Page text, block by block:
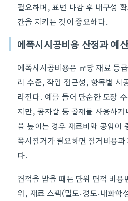
필요하며, 표면 마감 후 내구성
간을 지키는 것이 중요하다.
에폭시시공비용 산정과 예
에폭시시공비용은 ㎡당 재료 등
리 수준, 작업 접근성, 항목별 시
라진다. 예를 들어 단순한 도장
지만, 콩자갈 등 골재를 사용하거
을 높이는 경우 재료비와 공임이
폭시철거가 필요하면 철거비용
다.
견적을 받을 때는 단위 면적 비용
위, 재료 스펙(밀도·경도·내화학